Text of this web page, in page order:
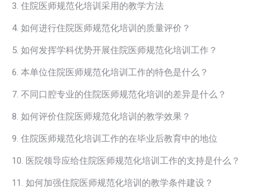
3. 住院医师规范化培训采用的教学方法
4. 如何进行住院医师规范化培训的质量评价？
5. 如何发挥学科优势开展住院医师规范化培训工作？
6. 本单位住院医师规范化培训工作的特色是什么？
7. 不同口腔专业的住院医师规范化培训的差异是什么？
8. 如何评价住院医师规范化培训的教学效果？
9. 住院医师规范化培训工作的在毕业后教育中的地位
10. 医院领导应给住院医师规范化培训工作的支持是什么？
11. 如何加强住院医师规范化培训的教学条件建设？